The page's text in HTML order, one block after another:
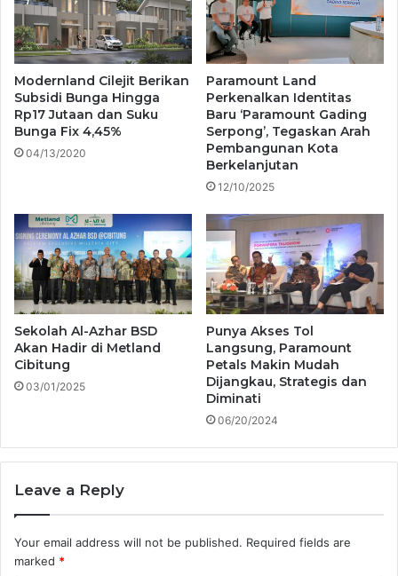
Modernland Cilejit Berikan
Subsidi Bunga Hingga
Rp17 Jutaan dan Suku
Bunga Fix 4,45%
04/13/2020
Paramount Land
Perkenalkan Identitas
Baru ‘Paramount Gading
Serpong’, Tegaskan Arah
Pembangunan Kota
Berkelanjutan
12/10/2025
Sekolah Al-Azhar BSD
Akan Hadir di Metland
Cibitung
03/01/2025
Punya Akses Tol
Langsung, Paramount
Petals Makin Mudah
Dijangkau, Strategis dan
Diminati
06/20/2024
Leave a Reply
Your email address will not be published. Required fields are
marked *